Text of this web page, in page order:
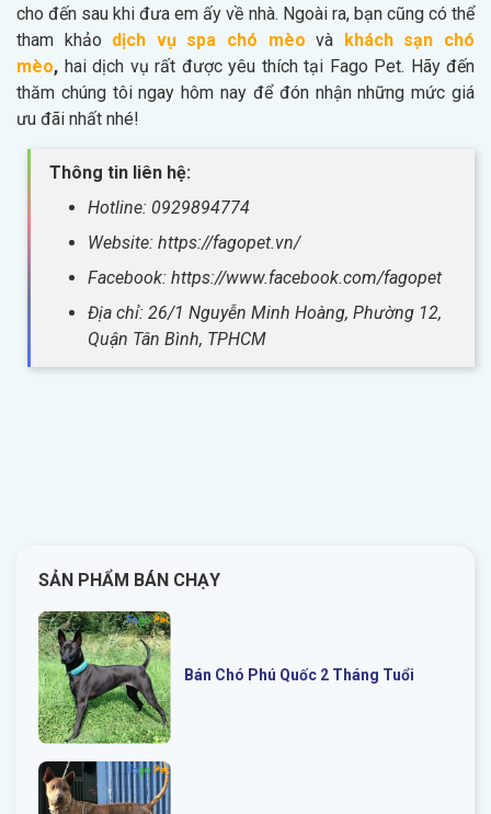
cho đến sau khi đưa em ấy về nhà. Ngoài ra, bạn cũng có thể
tham khảo dịch vụ spa chó mèo và khách sạn chó
mèo, hai dịch vụ rất được yêu thích tại Fago Pet. Hãy đến
thăm chúng tôi ngay hôm nay để đón nhận những mức giá
ưu đãi nhất nhé!
Thông tin liên hệ:
Hotline: 0929894774
Website: https://fagopet.vn/
Facebook: https://www.facebook.com/fagopet
Địa chỉ: 26/1 Nguyễn Minh Hoàng, Phường 12,
Quận Tân Bình, TPHCM
SẢN PHẨM BÁN CHẠY
Bán Chó Phú Quốc 2 Tháng Tuổi